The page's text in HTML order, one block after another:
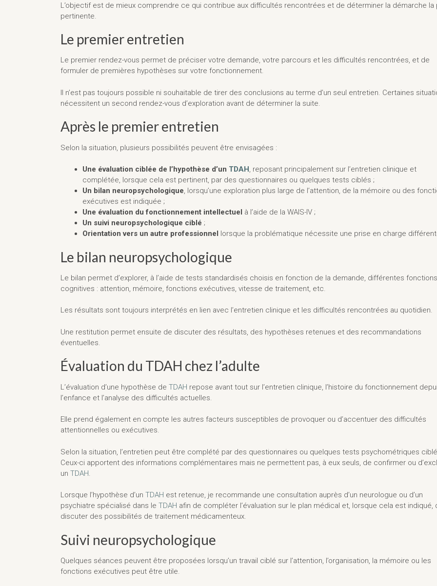
L’objectif est de mieux comprendre ce qui contribue aux difficultés rencontrées et de déterminer la démarche la
pertinente.
Le premier entretien
Le premier rendez-vous permet de préciser votre demande, votre parcours et les difficultés rencontrées, et de
formuler de premières hypothèses sur votre fonctionnement.
Il n’est pas toujours possible ni souhaitable de tirer des conclusions au terme d’un seul entretien. Certaines
nécessitent un second rendez-vous d’exploration avant de déterminer la suite.
Après le premier entretien
Selon la situation, plusieurs possibilités peuvent être envisagées :
Une évaluation ciblée de l’hypothèse d’un TDAH, reposant principalement sur l’entretien clinique et
complétée, lorsque cela est pertinent, par des questionnaires ou quelques tests ciblés ;
Un bilan neuropsychologique, lorsqu’une exploration plus large de l’attention, de la mémoire ou des
exécutives est indiquée ;
Une évaluation du fonctionnement intellectuel à l’aide de la WAIS-IV ;
Un suivi neuropsychologique ciblé ;
Orientation vers un autre professionnel lorsque la problématique nécessite une prise en charge
Le bilan neuropsychologique
Le bilan permet d’explorer, à l’aide de tests standardisés choisis en fonction de la demande, différentes fonctions
cognitives : attention, mémoire, fonctions exécutives, vitesse de traitement, etc.
Les résultats sont toujours interprétés en lien avec l’entretien clinique et les difficultés rencontrées au quotidien.
Une restitution permet ensuite de discuter des résultats, des hypothèses retenues et des recommandations
éventuelles.
Évaluation du TDAH chez l’adulte
L’évaluation d’une hypothèse de TDAH repose avant tout sur l’entretien clinique, l’histoire du fonctionnement
l’enfance et l’analyse des difficultés actuelles.
Elle prend également en compte les autres facteurs susceptibles de provoquer ou d’accentuer des difficultés
attentionnelles ou exécutives.
Selon la situation, l’entretien peut être complété par des questionnaires ou quelques tests psychométriques
Ceux-ci apportent des informations complémentaires mais ne permettent pas, à eux seuls, de confirmer ou
un TDAH
Lorsque l’hypothèse d’un TDAH est retenue, je recommande une consultation auprès d’un neurologue ou d’un
psychiatre spécialisé dans le TDAH afin de compléter l’évaluation sur le plan médical et, lorsque cela est indiqué,
discuter des possibilités de traitement médicamenteux.
Suivi neuropsychologique
Quelques séances peuvent être proposées lorsqu’un travail ciblé sur l’attention, l’organisation, la mémoire ou les
fonctions exécutives peut être utile.